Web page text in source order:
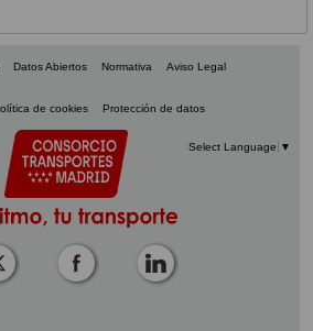
Datos Abiertos Normativa Aviso Legal
de cookies Protección de datos
Select Language ▼